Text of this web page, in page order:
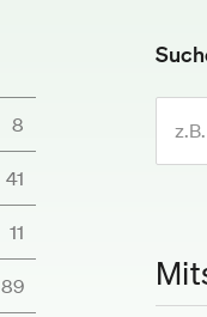
8
41
11
89